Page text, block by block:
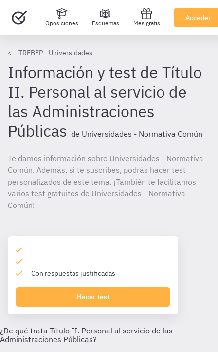
Oposiciones Esquemas Mes gratis
Acceder
TREBEP - Universidades
Información y test de Título
II. Personal al servicio de
las Administraciones
Públicas de Universidades - Normativa Común
Te damos información sobre Universidades - Normativa
Común. Además, si te suscribes, podrás hacer test
personalizados de este tema. ¡También te facilitamos
varios test gratuitos de Universidades - Normativa
Común!
Con respuestas justificadas
Hacer test